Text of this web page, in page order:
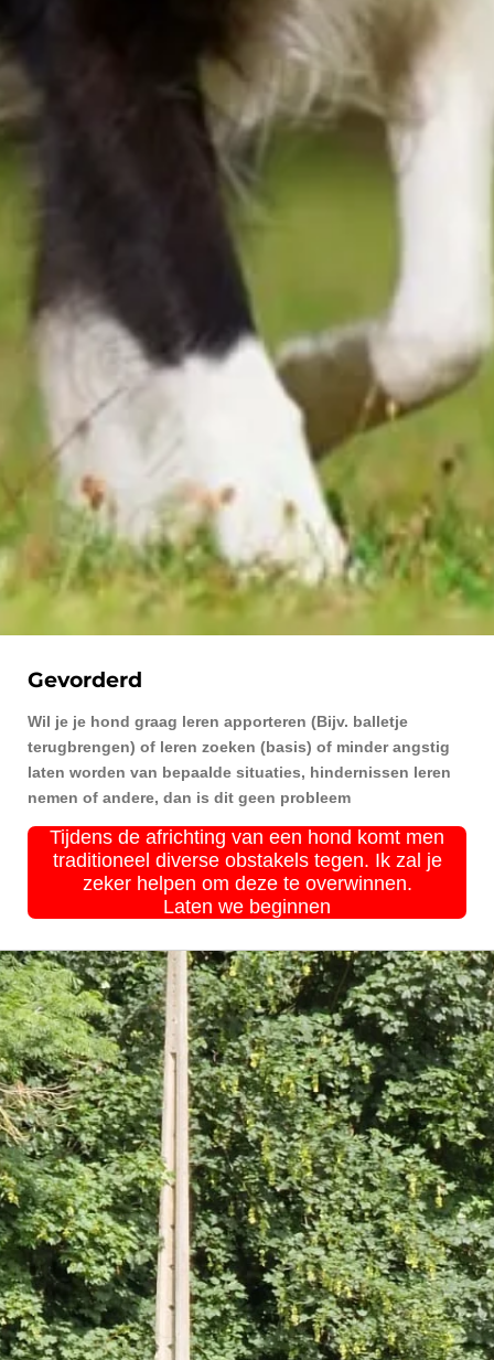
Gevorderd
Wil je je hond graag leren apporteren (Bijv. balletje
terugbrengen) of leren zoeken (basis) of minder angstig
laten worden van bepaalde situaties, hindernissen leren
nemen of andere, dan is dit geen probleem
Tijdens de africhting van een hond komt men
traditioneel diverse obstakels tegen. Ik zal je
zeker helpen om deze te overwinnen.
Laten we beginnen